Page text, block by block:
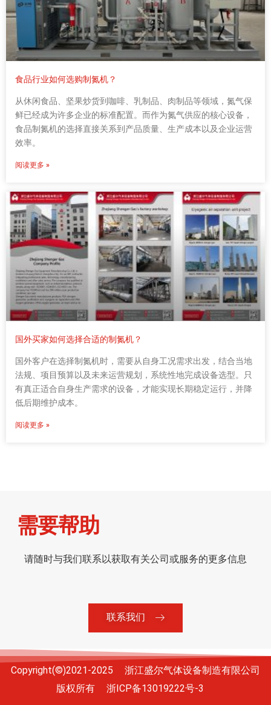
食品行业如何选购制氮机？
从休闲食品、坚果炒货到咖啡、乳制品、肉制品等领域，氮气保
鲜已经成为许多企业的标准配置。而作为氮气供应的核心设备，
食品制氮机的选择直接关系到产品质量、生产成本以及企业运营
效率。
阅读更多 »
国外买家如何选择合适的制氮机？
国外客户在选择制氮机时，需要从自身工况需求出发，结合当地
法规、项目预算以及未来运营规划，系统性地完成设备选型。只
有真正适合自身生产需求的设备，才能实现长期稳定运行，并降
低后期维护成本。
阅读更多 »
需要帮助
请随时与我们联系以获取有关公司或服务的更多信息
联系我们
Copyright(©)2021-2025 浙江盛尔气体设备制造有限公司
版权所有 浙ICP备13019222号-3